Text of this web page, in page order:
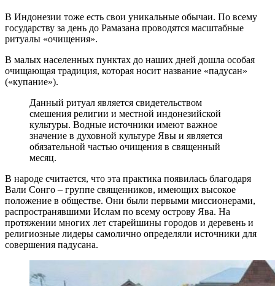
В Индонезии тоже есть свои уникальные обычаи. По всему
государству за день до Рамазана проводятся масштабные
ритуалы «очищения».
В малых населенных пунктах до наших дней дошла особая
очищающая традиция, которая носит название «падусан»
(«купание»).
Данный ритуал является свидетельством
смешения религии и местной индонезийской
культуры. Водные источники имеют важное
значение в духовной культуре Явы и является
обязательной частью очищения в священный
месяц.
В народе считается, что эта практика появилась благодаря
Вали Сонго – группе священников, имеющих высокое
положение в обществе. Они были первыми миссионерами,
распространявшими Ислам по всему острову Ява. На
протяжении многих лет старейшины городов и деревень и
религиозные лидеры самолично определяли источники для
совершения падусана.